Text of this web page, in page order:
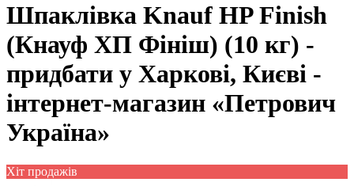
Шпаклівка Knauf HP Finish
(Кнауф ХП Фініш) (10 кг) -
придбати у Харкові, Києві -
інтернет-магазин «Петрович
Україна»
Хіт продажів